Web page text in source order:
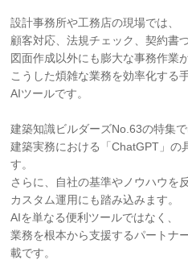
設計事務所や工務店の現場では、
顧客対応、法規チェック、契約書
図面作成以外にも膨大な事務作業
こうした煩雑な業務を効率化する
AIツールです。
建築知識ビルダーズNo.63の特集
建築実務における「ChatGPT」の
す。
さらに、自社の基準やノウハウを
カスタム運用にも踏み込みます。
AIを単なる便利ツールではなく、
業務を根本から支援するパートナ
載です。